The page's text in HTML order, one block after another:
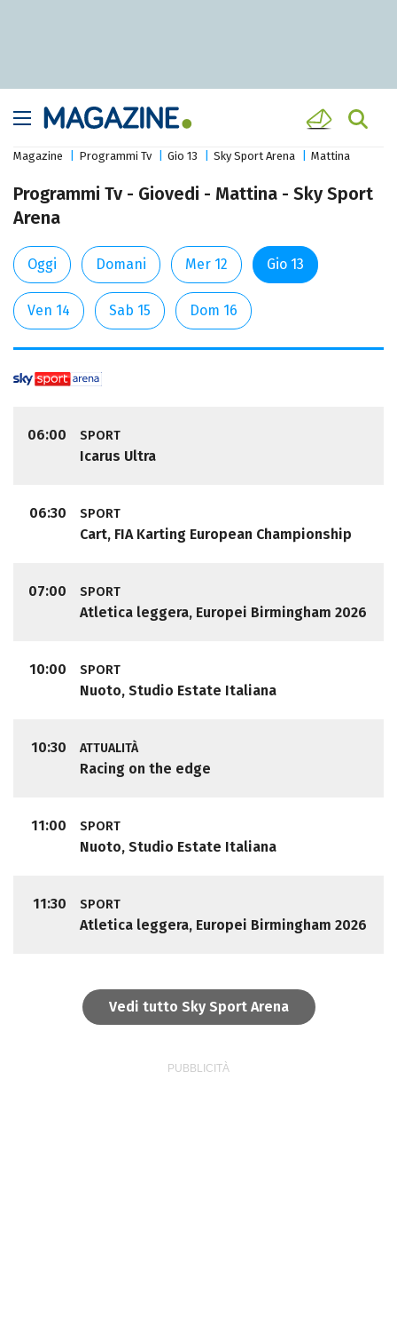
Magazine Programmi Tv Gio 13 Sky Sport Arena Mattina
Programmi Tv - Giovedi - Mattina - Sky Sport
Arena
Oggi Domani Mer 12 Gio 13
Ven 14 Sab 15 Dom 16
06:00 SPORT
Icarus Ultra
06:30 SPORT
Cart, FIA Karting European Championship
07:00 SPORT
Atletica leggera, Europei Birmingham 2026
10:00 SPORT
Nuoto, Studio Estate Italiana
10:30 ATTUALITÀ
Racing on the edge
11:00 SPORT
Nuoto, Studio Estate Italiana
11:30 SPORT
Atletica leggera, Europei Birmingham 2026
Vedi tutto Sky Sport Arena